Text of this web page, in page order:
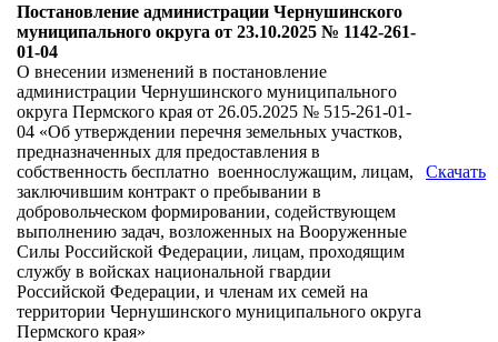
Постановление администрации Чернушинского
муниципального округа от 23.10.2025 № 1142-261-
01-04
О внесении изменений в постановление
администрации Чернушинского муниципального
округа Пермского края от 26.05.2025 № 515-261-01-
04 «Об утверждении перечня земельных участков,
предназначенных для предоставления в
собственность бесплатно военнослужащим, лицам,
заключившим контракт о пребывании в
добровольческом формировании, содействующем
выполнению задач, возложенных на Вооруженные
Силы Российской Федерации, лицам, проходящим
службу в войсках национальной гвардии
Российской Федерации, и членам их семей на
территории Чернушинского муниципального округа
Пермского края»
Скачать